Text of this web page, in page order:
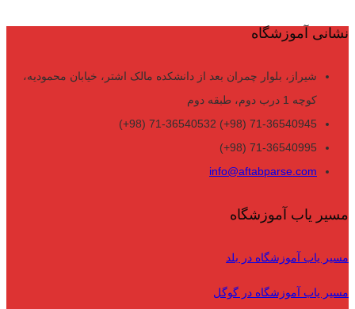
نشانی آموزشگاه
شیراز، بلوار چمران بعد از دانشکده مالک اشتر، خیابان محمودیه،
کوچه 1 درب دوم، طبقه دوم
71-36540945 (98+) 71-36540532 (98+)
71-36540995 (98+)
info@aftabparse.com
مسیر یاب آموزشگاه
مسیر یاب آموزشگاه در بلد
مسیر یاب آموزشگاه در گوگل